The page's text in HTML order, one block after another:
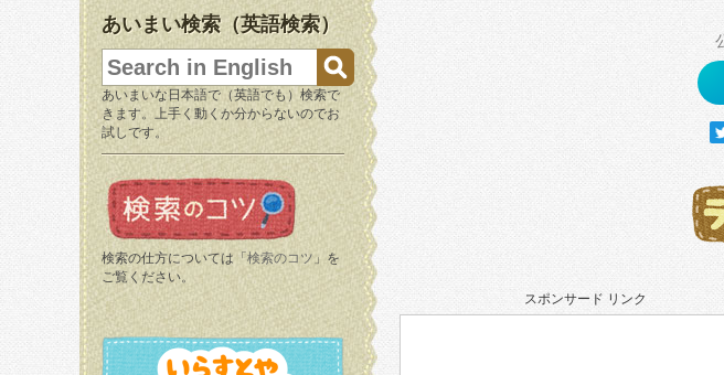
あいまい検索（英語検索）
あいまいな日本語で（英語でも）検索で
きます。上手く動くか分からないのでお
試しです。
検索の仕方については「 検索のコツ 」を
ご覧ください。
スポンサード リンク